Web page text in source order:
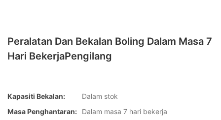
Peralatan Dan Bekalan Boling Dalam Masa 7
Hari BekerjaPengilang
Kapasiti Bekalan:
Dalam stok
Masa Penghantaran:
Dalam masa 7 hari bekerja